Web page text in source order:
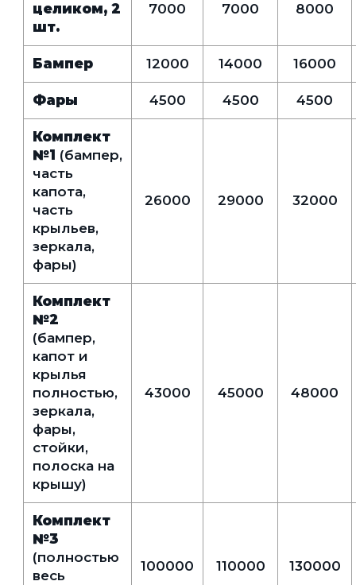
целиком, 2
шт.
7000 7000 8000
Бампер 12000 14000 16000
Фары 4500 4500 4500
Комплект
№1 (бампер,
часть
капота,
часть
крыльев,
зеркала,
фары)
26000 29000 32000
Комплект
№2
(бампер,
капот и
крылья
полностью,
зеркала,
фары,
стойки,
полоска на
крышу)
43000 45000 48000
Комплект
№3
(полностью
весь
100000 110000 130000